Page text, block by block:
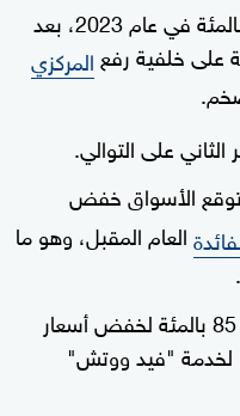
ويتجه المؤشر نحو الانخفاض 1.9 بالمئة في عام 2023، بعد
على خلفية رفع المركزي
على التوالي.
الأسواق خفض
العام المقبل، وهو ما
وتتوقع الأسواق الآن فرصة قدرها 85 بالمئة لخفض أسعار
من مارس 2024، وفقا لخدمة "فيد ووتش"